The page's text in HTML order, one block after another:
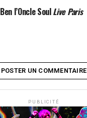
Ben l’Oncle SoulLive Paris
POSTER UN COMMENTAIRE
PUBLICITÉ